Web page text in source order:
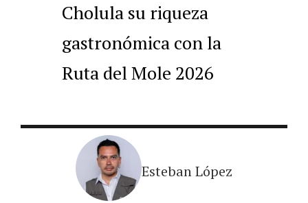
Cholula su riqueza
gastronómica con la
Ruta del Mole 2026
Esteban López